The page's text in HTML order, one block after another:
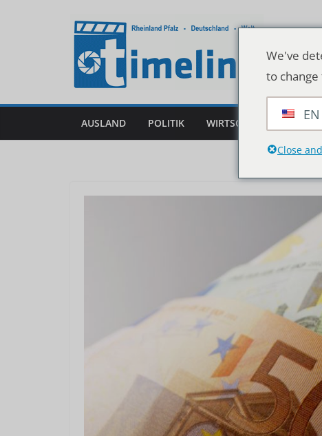
AUSLAND POLITIK WIRTSCHAFT
We've
to change
EN
Close